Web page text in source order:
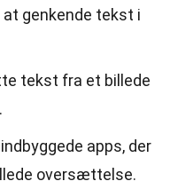
genkende tekst i
tekst fra et billede
apps, der
oversættelse.